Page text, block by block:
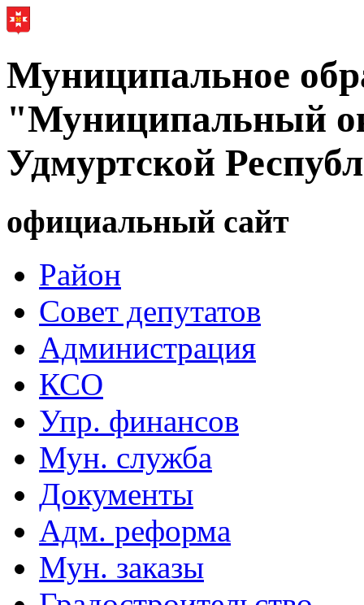
Муниципальное
"Муниципальный
Удмуртской
официальный сайт
Район
Совет депутатов
Администрация
КСО
Упр. финансов
Мун. служба
Документы
Адм. реформа
Мун. заказы